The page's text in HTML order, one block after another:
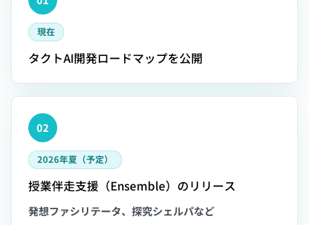
現在
タクトAI開発ロードマップを公開
02
2026年夏（予定）
授業伴走支援（Ensemble）のリリース
発想ファシリテータ、探究シェルパなど